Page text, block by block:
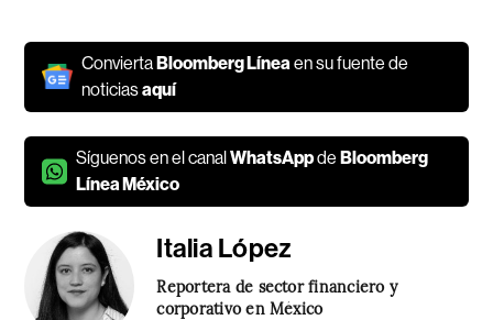
ConviertaBloomberg Línea en su fuente de
noticiasaquí
Síguenos en el canalWhatsAppdeBloomberg
Línea México
Italia López
Reportera de sector financiero y
corporativo en México